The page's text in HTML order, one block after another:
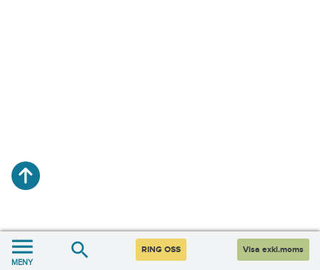
MENY
RING OSS Visa exkl.moms